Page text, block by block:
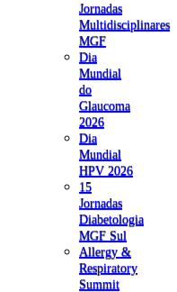
Jornadas
Multidisciplinares
MGF
Dia
Mundial
do
Glaucoma
2026
Dia
Mundial
HPV 2026
15
Jornadas
Diabetologia
MGF Sul
Allergy &
Respiratory
Summit